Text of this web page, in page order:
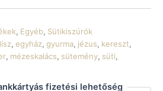
, Egyéb, Sütikiszúrók
, egyház, gyurma, jézus, kereszt,
, mézeskalács, sütemény, süti,
fizetési lehetőség